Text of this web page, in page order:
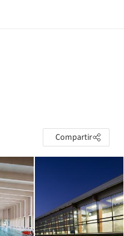
Compartir